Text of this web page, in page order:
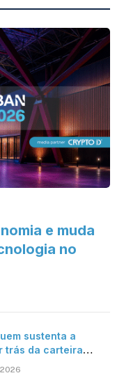
e muda
no
sustenta a
trás da carteira